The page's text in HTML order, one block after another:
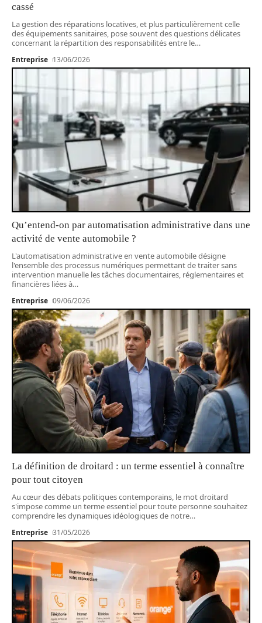
cassé
La gestion des réparations locatives, et plus particulièrement celle
des équipements sanitaires, pose souvent des questions délicates
concernant la répartition des responsabilités entre le…
Entreprise 13/06/2026
Qu’entend-on par automatisation administrative dans une
activité de vente automobile ?
L'automatisation administrative en vente automobile désigne
l'ensemble des processus numériques permettant de traiter sans
intervention manuelle les tâches documentaires, réglementaires et
financières liées à…
Entreprise 09/06/2026
La définition de droitard : un terme essentiel à connaître
pour tout citoyen
Au cœur des débats politiques contemporains, le mot droitard
s'impose comme un terme essentiel pour toute personne souhaitez
comprendre les dynamiques idéologiques de notre…
Entreprise 31/05/2026